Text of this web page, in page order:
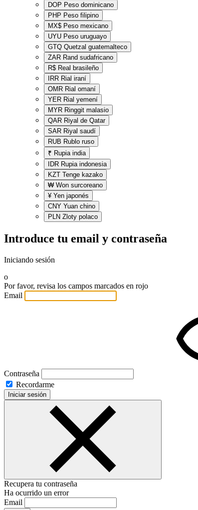
DOP Peso dominicano
PHP Peso filipino
MX$ Peso mexicano
UYU Peso uruguayo
GTQ Quetzal guatemalteco
ZAR Rand sudafricano
R$ Real brasileño
IRR Rial iraní
OMR Rial omaní
YER Rial yemení
MYR Ringgit malasio
QAR Riyal de Qatar
SAR Riyal saudí
RUB Rublo ruso
₹ Rupia india
IDR Rupia indonesia
KZT Tenge kazako
₩ Won surcoreano
¥ Yen japonés
CNY Yuan chino
PLN Zloty polaco
Introduce tu email y contraseña
Iniciando sesión
o
Por favor, revisa los campos marcados en rojo
Email
Contraseña
Recordarme
Iniciar sesión
Recupera tu contraseña
Ha ocurrido un error
Email